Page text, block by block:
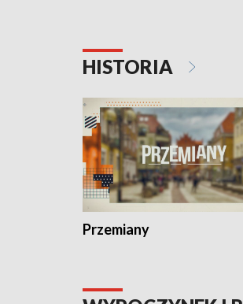
HISTORIA
Przemiany